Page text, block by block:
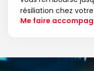
résiliation chez
Me faire